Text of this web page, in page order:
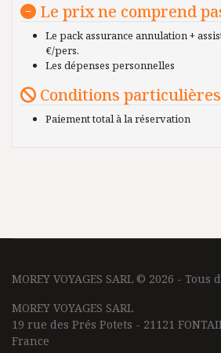
Le prix ne comprend
Le pack assurance annulation +
€/pers.
Les dépenses personnelles
Conditions
Paiement total à la réservation
MOREY VOYAGES SARL © 2026 -
MOREY VOYAGES SARL
19 rue des Prés Potets - 21121
France